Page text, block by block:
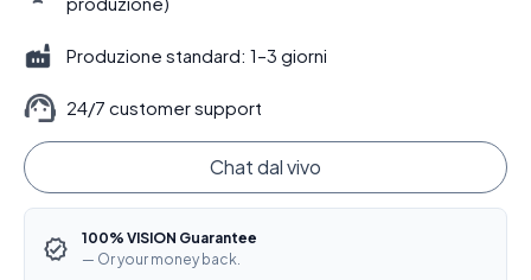
Produzione standard: 1–3 giorni
24/7 customer support
Chat dal vivo
100% VISION Guarantee
— Or your money back.